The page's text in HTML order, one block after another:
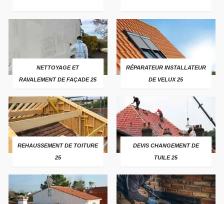
NETTOYAGE ET
RAVALEMENT DE FAÇADE 25
RÉPARATEUR INSTALLATEUR
DE VELUX 25
REHAUSSEMENT DE TOITURE
25
DEVIS CHANGEMENT DE
TUILE 25